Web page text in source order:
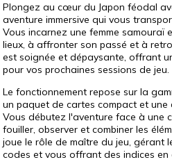
Plongez au cœur du Japon féodal
aventure immersive qui vous
Vous incarnez une femme samouraï
lieux, à affronter son passé et à
est soignée et dépaysante, offrant
pour vos prochaines sessions de jeu.
Le fonctionnement repose sur la
un paquet de cartes compact et
Vous débutez l'aventure face à une
fouiller, observer et combiner les
joue le rôle de maître du jeu, gérant
codes et vous offrant des indices en